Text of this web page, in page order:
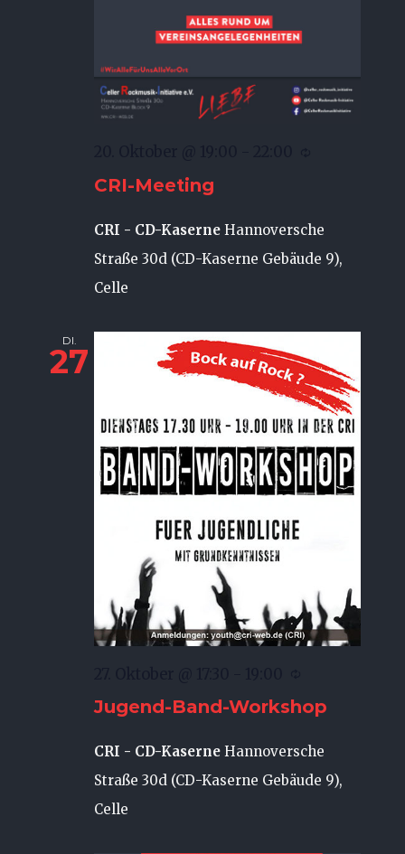
CRI-Meeting
CRI - CD-Kaserne Hannoversche
Straße 30d (CD-Kaserne Gebäude 9),
Celle
DI.
27
Jugend-Band-Workshop
CRI - CD-Kaserne Hannoversche
Straße 30d (CD-Kaserne Gebäude 9),
Celle